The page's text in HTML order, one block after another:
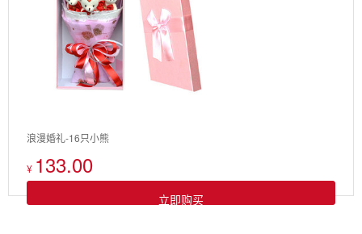
浪漫婚礼-16只小熊
¥ 133.00
立即购买